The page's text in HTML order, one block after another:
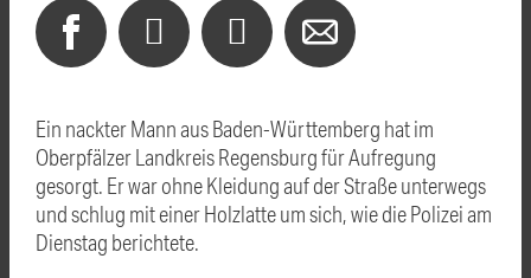
Ein nackter Mann aus Baden-Württemberg hat im
Oberpfälzer Landkreis Regensburg für Aufregung
gesorgt. Er war ohne Kleidung auf der Straße unterwegs
und schlug mit einer Holzlatte um sich, wie die Polizei am
Dienstag berichtete.